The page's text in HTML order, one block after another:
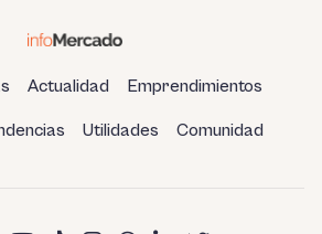
Actualidad Emprendimientos
Utilidades Comunidad